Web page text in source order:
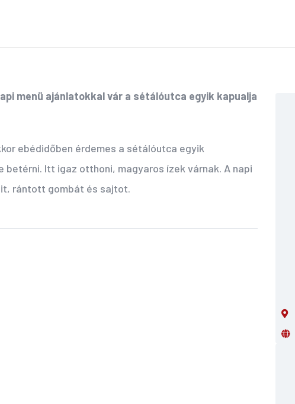
menü ajánlatokkal vár a sétálóutca egyik kapualja
ebédidőben érdemes a sétálóutca egyik
Itt igaz otthoni, magyaros ízek várnak. A napi
rántott gombát és sajtot.